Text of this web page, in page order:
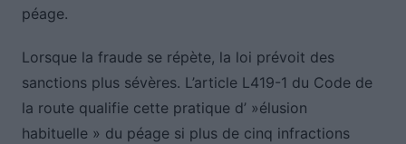
péage.
Lorsque la fraude se répète, la loi prévoit des
sanctions plus sévères. L’article L419-1 du Code de
la route qualifie cette pratique d’ »élusion
habituelle » du péage si plus de cinq infractions